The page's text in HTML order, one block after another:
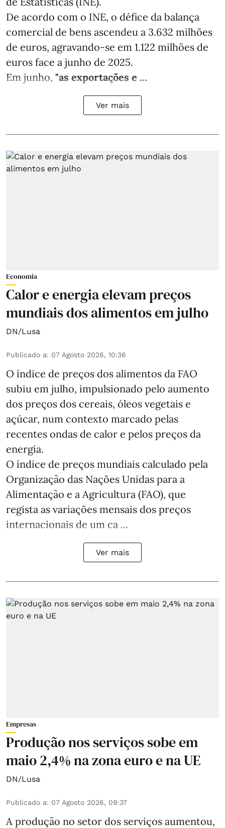
De acordo com o INE, o défice da balança
comercial de bens ascendeu a 3.632 milhões
de euros, agravando-se em 1.122 milhões de
euros face a junho de 2025.
Em junho, "as exportações e ...
Ver mais
Economia
Calor e energia elevam preços
mundiais dos alimentos em julho
DN/Lusa
Publicado a: 07 Agosto 2026, 10:36
O índice de preços dos alimentos da FAO
subiu em julho, impulsionado pelo aumento
dos preços dos cereais, óleos vegetais e
açúcar, num contexto marcado pelas
recentes ondas de calor e pelos preços da
energia.
O índice de preços mundiais calculado pela
Organização das Nações Unidas para a
Alimentação e a Agricultura (FAO), que
regista as variações mensais dos preços
internacionais de um ca ...
Ver mais
Empresas
Produção nos serviços sobe em
maio 2,4% na zona euro e na UE
DN/Lusa
Publicado a: 07 Agosto 2026, 09:37
A produção no setor dos serviços aumentou,